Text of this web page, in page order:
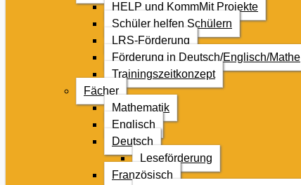
HELP und KommMit Projekte
Schüler helfen Schülern
LRS-Förderung
Förderung in Deutsch/Englisch/Mathe
Trainingszeitkonzept
Fächer
Mathematik
Englisch
Deutsch
Leseförderung
Französisch